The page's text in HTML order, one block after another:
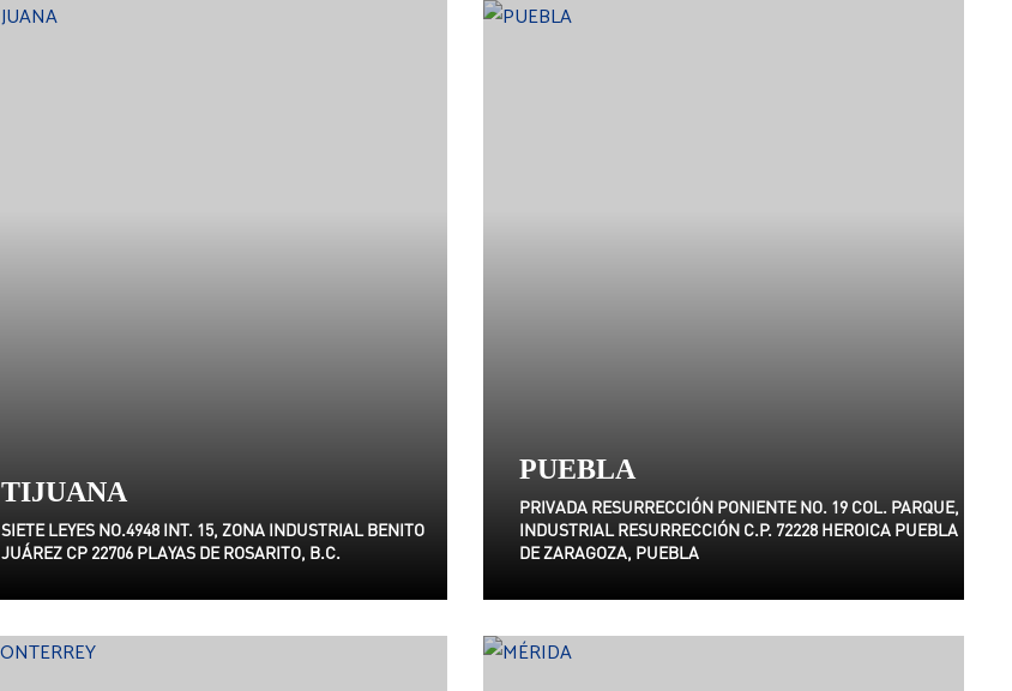
TIJUANA
SIETE LEYES NO.4948 INT. 15, ZONA INDUSTRIAL BENITO
JUÁREZ CP 22706 PLAYAS DE ROSARITO, B.C.
PUEBLA
PRIVADA RESURRECCIÓN PONIENTE NO. 19 COL. PARQUE,
INDUSTRIAL RESURRECCIÓN C.P. 72228 HEROICA PUEBLA
DE ZARAGOZA, PUEBLA